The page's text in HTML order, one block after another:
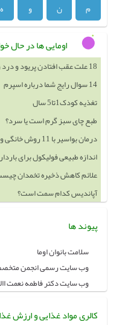
م
ن و ه
اومایی ها در حال
14 سوال رایج شما درباره اسپرم
تغذیه کودک1تا5 سال
طبع چای سبز گرم است یا سرد؟
درمان بواسیر با 11 روش خانگی و 15 روش طب سنتی
اندازه طبیعی فولیکول برای
علائم کاهش ذخیره تخمدان
آپاندیس کدام سمت است؟
خوردن چه چيزهايي باعث بزرگ
پیوند ها
سلامت بانوان اوما
وب سایت رسمی انجمن
وب سایت دکتر فاطمه نعمت
کالری مواد غذایی و ارزش